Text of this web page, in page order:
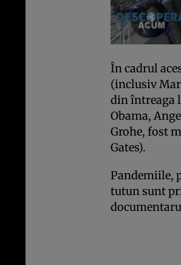
În cadrul
(inclusiv
din întreaga
Obama,
Grohe, fost
Gates).
Pandemiile,
tutun sunt